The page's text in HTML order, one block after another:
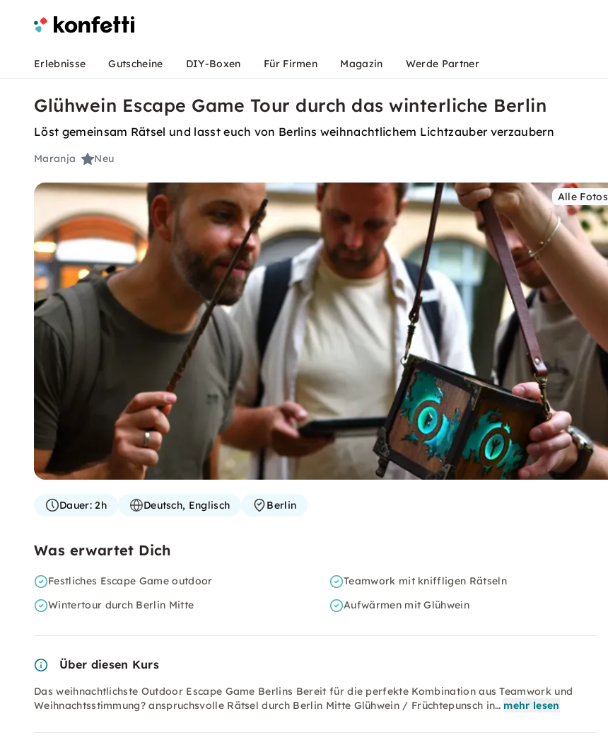
Erlebnisse Gutscheine DIY-Boxen Für Firmen Magazin Werde Partner
Glühwein Escape Game Tour durch das winterliche Berlin
Löst gemeinsam Rätsel und lasst euch von Berlins weihnachtlichem Lichtzauber verzaubern
Maranja Neu
Alle Fotos
Dauer:2h Deutsch, Englisch Berlin
Was erwartet Dich
Festliches Escape Game outdoor
Teamwork mit kniffligen Rätseln
Wintertour durch Berlin Mitte
Aufwärmen mit Glühwein
Über diesen Kurs
Das weihnachtlichste Outdoor Escape Game Berlins Bereit für die perfekte Kombination aus Teamwork und
Weihnachtsstimmung? anspruchsvolle Rätsel durch Berlin Mitte Glühwein / Früchtepunsch in… mehr lesen